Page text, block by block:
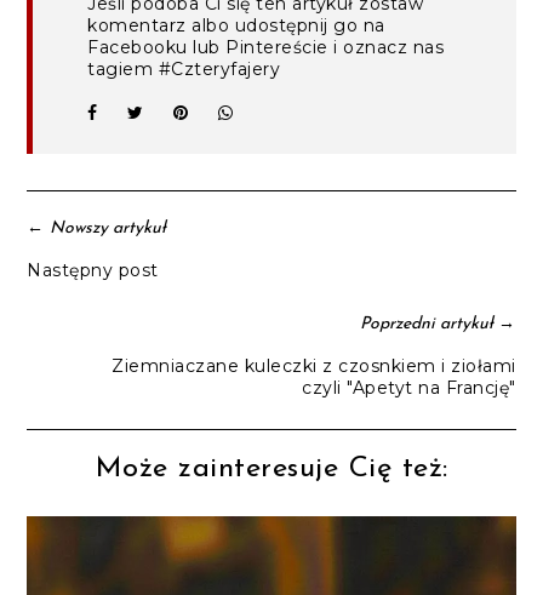
komentarz albo udostępnij go na
Facebooku lub Pintereście i oznacz nas
tagiem #Czteryfajery
← Nowszy artykuł
Następny post
Poprzedni artykuł→
Ziemniaczane kuleczki z czosnkiem i ziołami
czyli "Apetyt na Francję"
Może zainteresuje Cię też: